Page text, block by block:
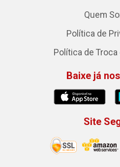
Quem
Política de
Política de
Baixe já
Site